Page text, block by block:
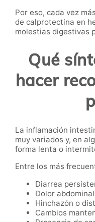
Por eso, cada vez
de calprotectina en
molestias digestivas
Qué
hacer
La inflamación
muy variados y, en
forma lenta o
Entre los más
Diarrea
Dolor
Hinchazón o
Cambios